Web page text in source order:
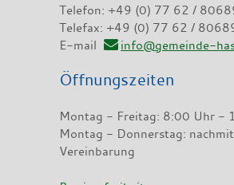
Telefon: +49 (0) 77 62 /
Telefax: +49 (0) 77 62 /
E-mail
info@gemeinde-
Öffnungszeiten
Montag - Freitag: 8:00 Uhr -
Montag - Donnerstag:
Vereinbarung